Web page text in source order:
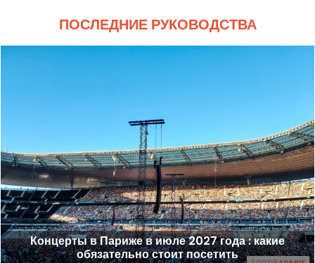
ПОСЛЕДНИЕ РУКОВОДСТВА
Концерты в Париже в июле 2027 года : какие
обязательно стоит посетить